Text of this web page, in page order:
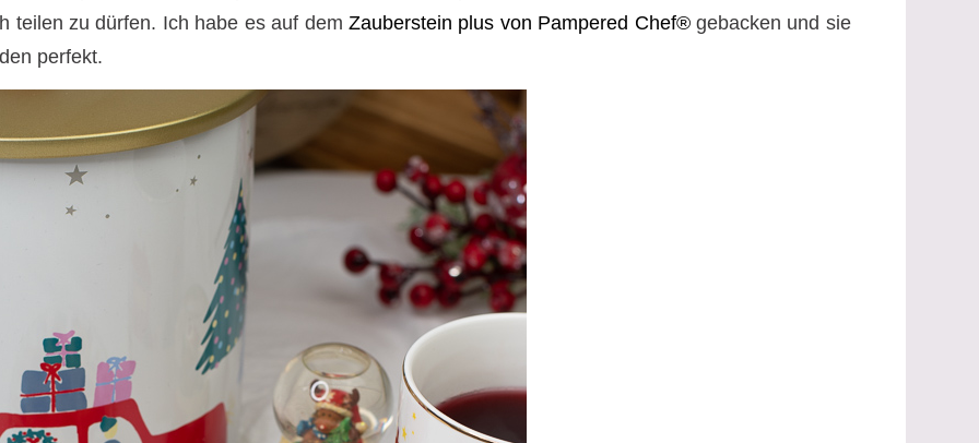
teilen zu dürfen. Ich habe es auf dem Zauberstein plus von Pampered Chef®gebacken und sie
perfekt.